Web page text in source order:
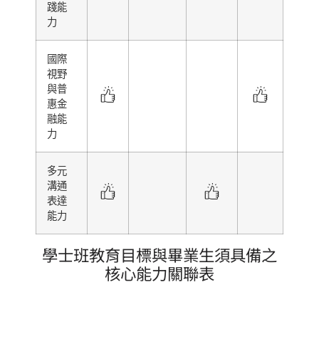
踐能
力
國際
視野
與普
惠金
融能
力
多元
溝通
表達
能力
學士班教育目標與畢業生須具備之
核心能力關聯表